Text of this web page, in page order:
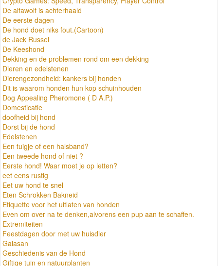
De alfawolf is achterhaald
De eerste dagen
De hond doet niks fout.(Cartoon)
de Jack Russel
De Keeshond
Dekking en de problemen rond om een dekking
Dieren en edelstenen
Dierengezondheid: kankers bij honden
Dit is waarom honden hun kop schuinhouden
Dog Appealing Pheromone ( D A.P.)
Domesticatie
doofheid bij hond
Dorst bij de hond
Edelstenen
Een tuigje of een halsband?
Een tweede hond of niet ?
Eerste hond! Waar moet je op letten?
eet eens rustig
Eet uw hond te snel
Eten Schrokken Bakneid
Etiquette voor het uitlaten van honden
Even om over na te denken,alvorens een pup aan te schaffen.
Extremiteiten
Feestdagen door met uw huisdier
Gaiasan
Geschiedenis van de Hond
Giftige tuin en natuurplanten